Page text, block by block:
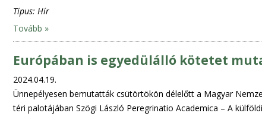
Típus: Hír
Tovább »
Európában is egyedülálló kötetet
2024.04.19.
Ünnepélyesen bemutatták csütörtökön délelőtt a Magyar
téri palotájában Szögi László Peregrinatio Academica – A